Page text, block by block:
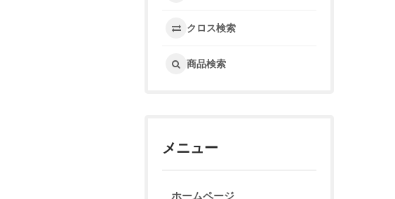
クロス検索
商品検索
メニュー
ホームページ